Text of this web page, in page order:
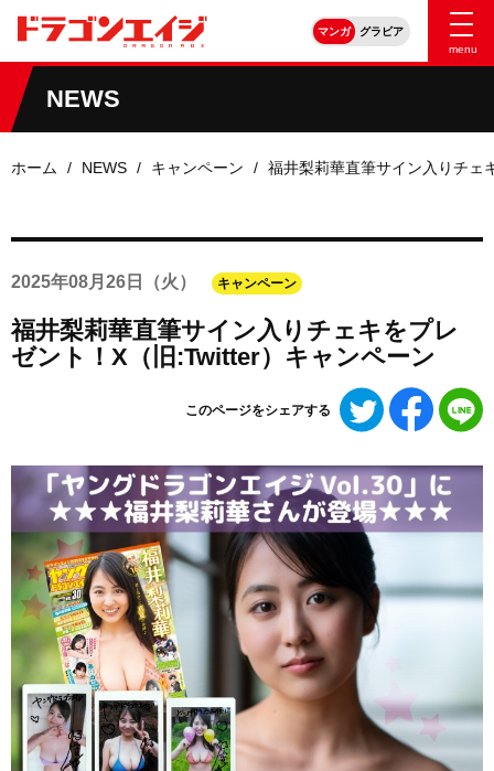
マンガ
グラビア
menu
NEWS
ホーム NEWS キャンペーン 福井梨莉華直筆サイン入りチェ
2025年08月26日 （火） キャンペーン
福井梨莉華直筆サイン入りチェキをプレ
ゼント！X（旧:Twitter）キャンペーン
このページをシェアする
Twitter
で
ェ
ア
す
る
で
ェ
ア
す
る